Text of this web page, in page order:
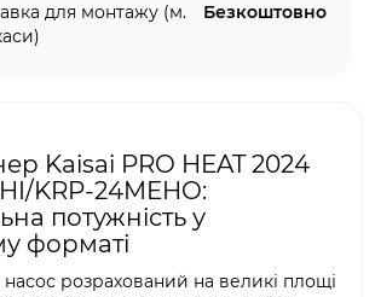
для монтажу (м.
Безкоштовно
Kaisai PRO HEAT 2024
KRP-24MEHO:
потужність у
форматі
розрахований на великі площі